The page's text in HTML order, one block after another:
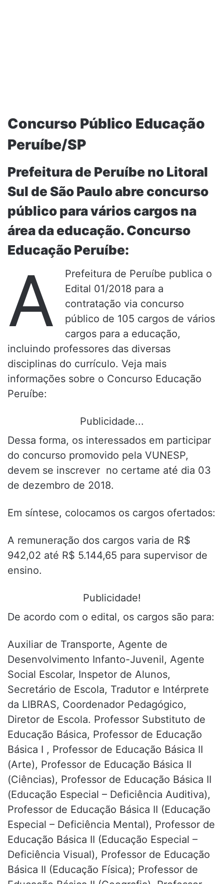
Concurso Público Educação
Peruíbe/SP
Prefeitura de Peruíbe no Litoral
Sul de São Paulo abre concurso
público para vários cargos na
área da educação. Concurso
Educação Peruíbe:
A
Prefeitura de Peruíbe publica o
Edital 01/2018 para a
contratação via concurso
público de 105 cargos de vários
cargos para a educação,
incluindo professores das diversas
disciplinas do currículo. Veja mais
informações sobre o Concurso Educação
Peruíbe:
Publicidade...
Dessa forma, os interessados em participar
do concurso promovido pela VUNESP,
devem se inscrever no certame até dia 03
de dezembro de 2018.
Em síntese, colocamos os cargos ofertados:
A remuneração dos cargos varia de R$
942,02 até R$ 5.144,65 para supervisor de
ensino.
Publicidade!
De acordo com o edital, os cargos são para:
Auxiliar de Transporte, Agente de
Desenvolvimento Infanto-Juvenil, Agente
Social Escolar, Inspetor de Alunos,
Secretário de Escola, Tradutor e Intérprete
da LIBRAS, Coordenador Pedagógico,
Diretor de Escola. Professor Substituto de
Educação Básica, Professor de Educação
Básica I , Professor de Educação Básica II
(Arte), Professor de Educação Básica II
(Ciências), Professor de Educação Básica II
(Educação Especial – Deficiência Auditiva),
Professor de Educação Básica II (Educação
Especial – Deficiência Mental), Professor de
Educação Básica II (Educação Especial –
Deficiência Visual), Professor de Educação
Básica II (Educação Física); Professor de